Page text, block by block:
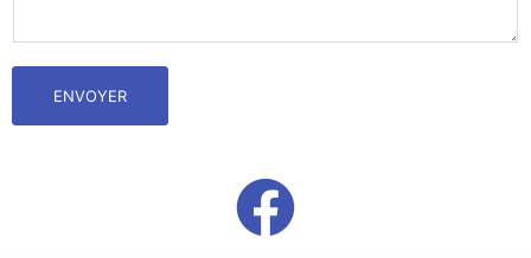
ENVOYER